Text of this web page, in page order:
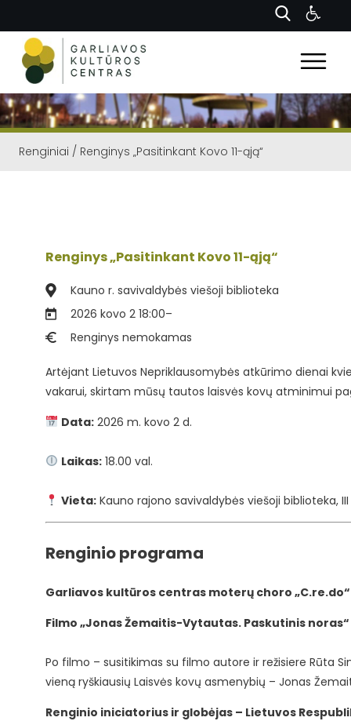
Renginiai / Renginys „Pasitinkant Kovo 11-ąją“
Renginys „Pasitinkant Kovo 11-ąją“
Kauno r. savivaldybės viešoji biblioteka
2026 kovo 2 18:00–
Renginys nemokamas
Artėjant Lietuvos Nepriklausomybės atkūrimo dienai
vakarui, skirtam mūsų tautos laisvės kovų atminimui
Data:2026 m. kovo 2 d.
Laikas:18.00 val.
Vieta: Kauno rajono savivaldybės viešoji biblioteka,
Renginio programa
Garliavos kultūros centrasmoterų choro
Filmo „Jonas Žemaitis-Vytautas. Paskutinis noras
Po filmo – susitikimas su filmo autore ir režisiere Rūta
vieną ryškiausių Laisvės kovų asmenybių – Jonas
Renginio iniciatorius ir globėjas – Lietuvos